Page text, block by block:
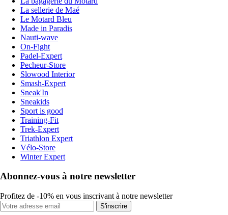
La sellerie de Maé
Le Motard Bleu
Made in Paradis
Nauti-wave
On-Fight
Padel-Expert
Pecheur-Store
Slowood Interior
Smash-Expert
Sneak'In
Sneakids
Sport is good
Training-Fit
Trek-Expert
Triathlon Expert
Vélo-Store
Winter Expert
Abonnez-vous à notre newsletter
Profitez de -10% en vous inscrivant à notre newsletter
S'inscrire